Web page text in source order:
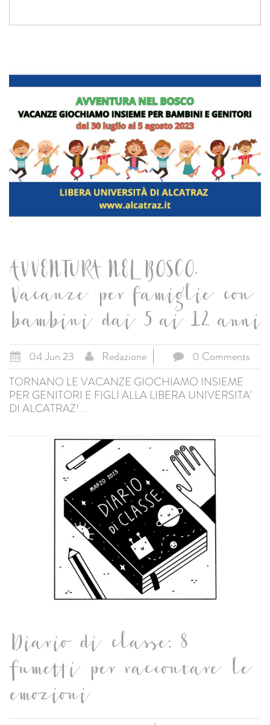
AVVENTURA NEL BOSCO.
Vacanze per famiglie con
bambini dai 5 ai 12 anni
04 Jun 23 Redazione
0 Comments
TORNANO LE VACANZE GIOCHIAMO INSIEME
PER GENITORI E FIGLI ALLA LIBERA UNIVERSITA'
DI ALCATRAZ! ...
Diario di classe: 8
fumetti per raccontare le
emozioni